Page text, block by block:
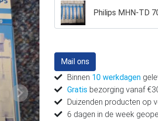
Volgende
Philips MHN-TD
Mail ons
Binnen 10 werkdagen
Gratis bezorging vanaf
Duizenden producten op
6 dagen in de week